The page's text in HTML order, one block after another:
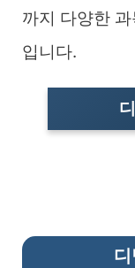
까지 다양한
입니다.